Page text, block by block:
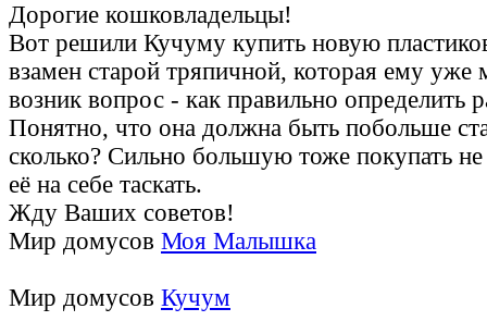
Дорогие кошковладельцы!
Вот решили Кучуму купить новую
взамен старой тряпичной, которая ему уже
возник вопрос - как правильно определить
Понятно, что она должна быть побольше
сколько? Сильно большую тоже покупать
её на себе таскать.
Жду Ваших советов!
Мир домусов Моя Малышка
Мир домусов Кучум